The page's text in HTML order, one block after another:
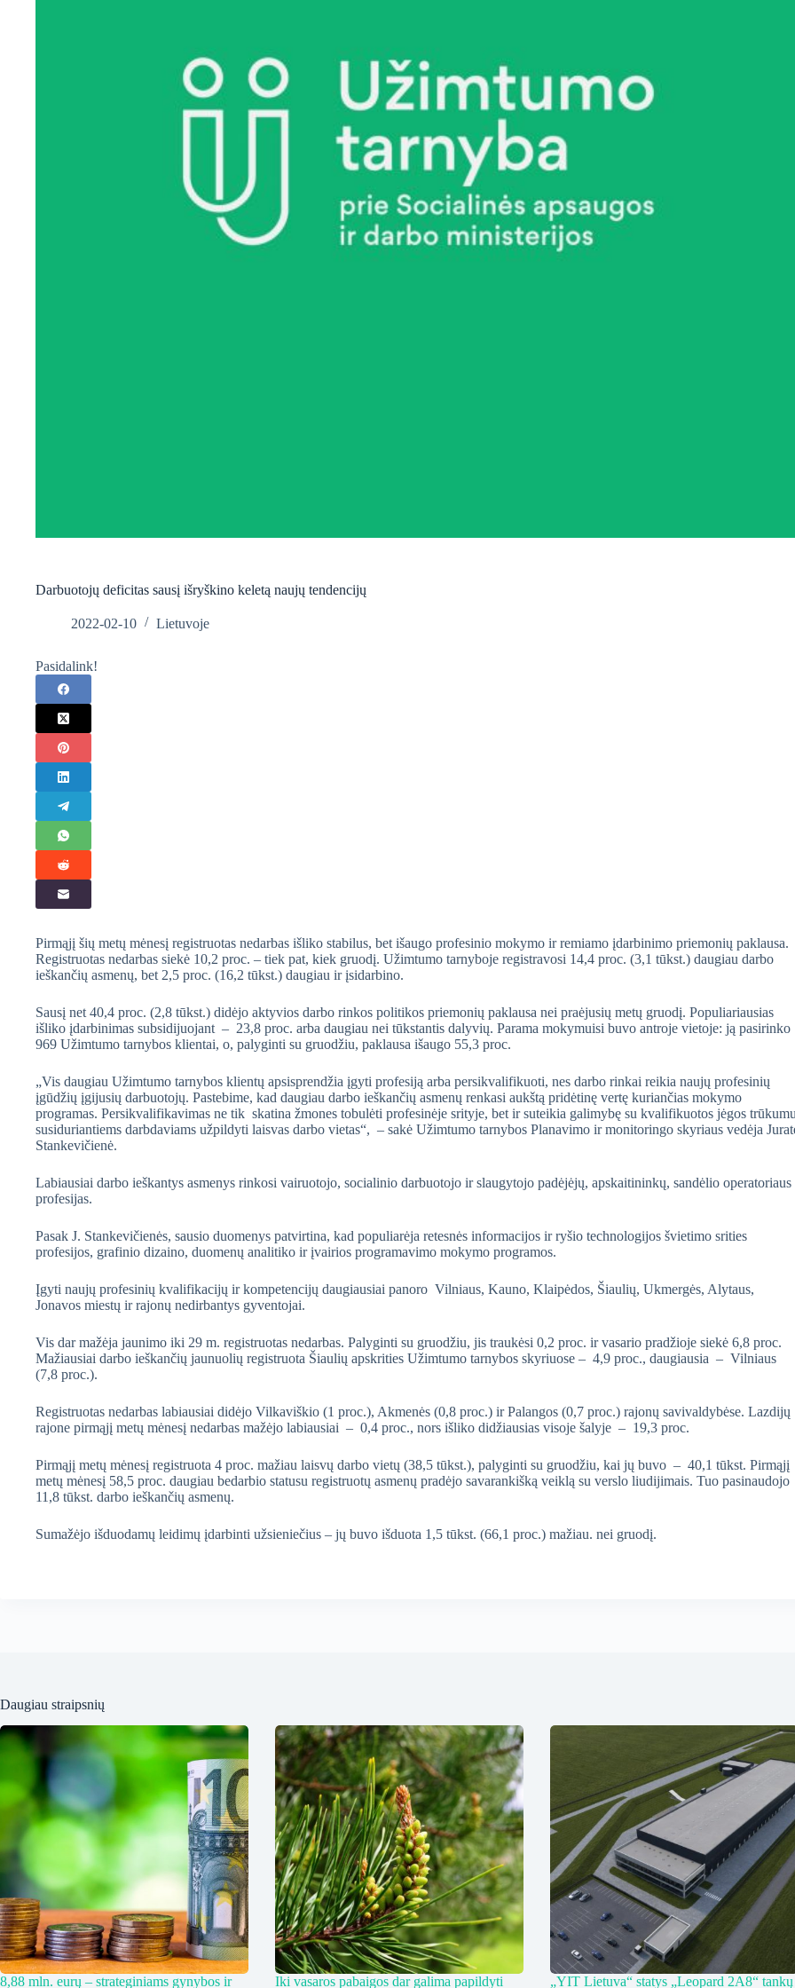
Darbuotojų deficitas sausį išryškino keletą naujų tendencijų
2022-02-10 Lietuvoje
Pasidalink!
Pirmąjį šių metų mėnesį registruotas nedarbas išliko stabilus, bet išaugo profesinio mokymo ir remiamo įdarbinimo priemonių paklausa.
Registruotas nedarbas siekė 10,2 proc. – tiek pat, kiek gruodį. Užimtumo tarnyboje registravosi 14,4 proc. (3,1 tūkst.) daugiau darbo
ieškančių asmenų, bet 2,5 proc. (16,2 tūkst.) daugiau ir įsidarbino.
Sausį net 40,4 proc. (2,8 tūkst.) didėjo aktyvios darbo rinkos politikos priemonių paklausa nei praėjusių metų gruodį. Populiariausias
išliko įdarbinimas subsidijuojant – 23,8 proc. arba daugiau nei tūkstantis dalyvių. Parama mokymuisi buvo antroje vietoje: ją pasirinko
969 Užimtumo tarnybos klientai, o, palyginti su gruodžiu, paklausa išaugo 55,3 proc.
„Vis daugiau Užimtumo tarnybos klientų apsisprendžia įgyti profesiją arba persikvalifikuoti, nes darbo rinkai reikia naujų profesinių
įgūdžių įgijusių darbuotojų. Pastebime, kad daugiau darbo ieškančių asmenų renkasi aukštą pridėtinę vertę kuriančias mokymo
programas. Persikvalifikavimas ne tik skatina žmones tobulėti profesinėje srityje, bet ir suteikia galimybę su kvalifikuotos jėgos
susiduriantiems darbdaviams užpildyti laisvas darbo vietas“, – sakė Užimtumo tarnybos Planavimo ir monitoringo skyriaus vedėja
Stankevičienė.
Labiausiai darbo ieškantys asmenys rinkosi vairuotojo, socialinio darbuotojo ir slaugytojo padėjėjų, apskaitininkų, sandėlio operatoriaus
profesijas.
Pasak J. Stankevičienės, sausio duomenys patvirtina, kad populiarėja retesnės informacijos ir ryšio technologijos švietimo srities
profesijos, grafinio dizaino, duomenų analitiko ir įvairios programavimo mokymo programos.
Įgyti naujų profesinių kvalifikacijų ir kompetencijų daugiausiai panoro Vilniaus, Kauno, Klaipėdos, Šiaulių, Ukmergės, Alytaus,
Jonavos miestų ir rajonų nedirbantys gyventojai.
Vis dar mažėja jaunimo iki 29 m. registruotas nedarbas. Palyginti su gruodžiu, jis traukėsi 0,2 proc. ir vasario pradžioje siekė 6,8 proc.
Mažiausiai darbo ieškančių jaunuolių registruota Šiaulių apskrities Užimtumo tarnybos skyriuose – 4,9 proc., daugiausia – Vilniaus
(7,8 proc.).
Registruotas nedarbas labiausiai didėjo Vilkaviškio (1 proc.), Akmenės (0,8 proc.) ir Palangos (0,7 proc.) rajonų savivaldybėse. Lazdijų
rajone pirmąjį metų mėnesį nedarbas mažėjo labiausiai – 0,4 proc., nors išliko didžiausias visoje šalyje – 19,3 proc.
Pirmąjį metų mėnesį registruota 4 proc. mažiau laisvų darbo vietų (38,5 tūkst.), palyginti su gruodžiu, kai jų buvo – 40,1 tūkst. Pirmąjį
metų mėnesį 58,5 proc. daugiau bedarbio statusu registruotų asmenų pradėjo savarankišką veiklą su verslo liudijimais. Tuo pasinaudojo
11,8 tūkst. darbo ieškančių asmenų.
Sumažėjo išduodamų leidimų įdarbinti užsieniečius – jų buvo išduota 1,5 tūkst. (66,1 proc.) mažiau. nei gruodį.
Daugiau straipsnių
8,88 mln. eurų – strateginiams gynybos ir Iki vasaros pabaigos dar galima papildyti „YIT Lietuva“ statys „Leopard 2A8“ tankų